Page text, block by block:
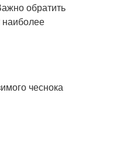
обратить
чеснока